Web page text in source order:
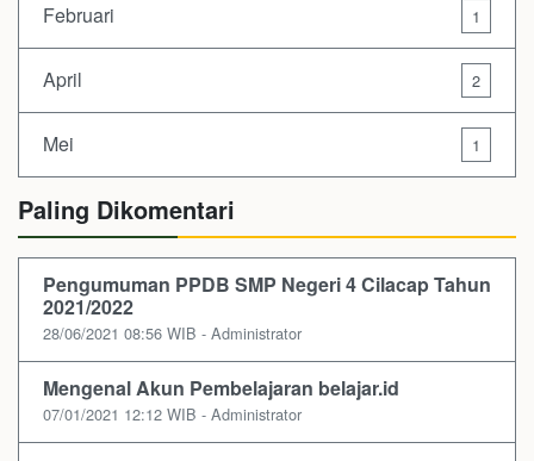
Februari 1
April 2
Mei 1
Paling Dikomentari
Pengumuman PPDB SMP Negeri 4 Cilacap Tahun
2021/2022
28/06/2021 08:56 WIB - Administrator
Mengenal Akun Pembelajaran belajar.id
07/01/2021 12:12 WIB - Administrator